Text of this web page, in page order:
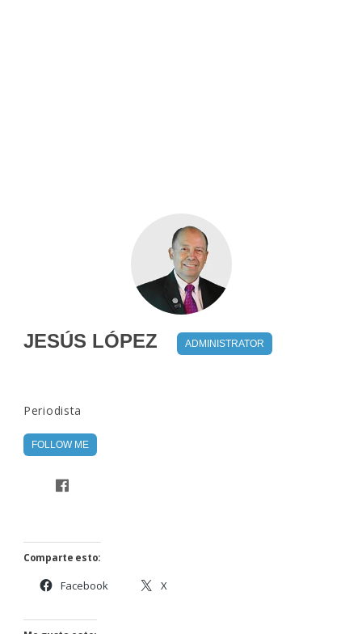
JESÚS LÓPEZ ADMINISTRATOR
Periodista
FOLLOW ME
Comparte esto:
Facebook X